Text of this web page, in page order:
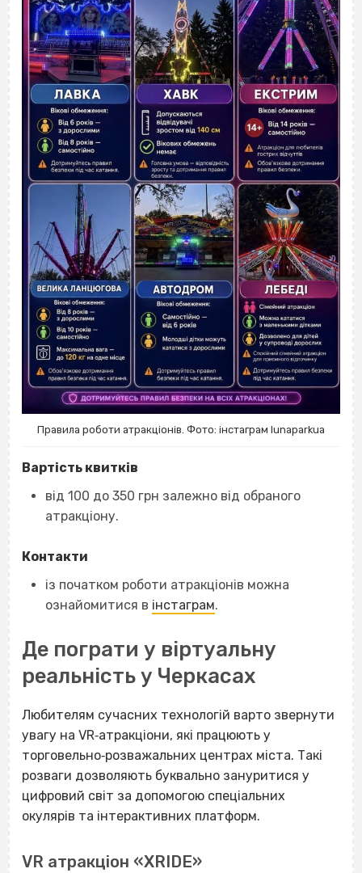
Правила роботи атракціонів. Фото: інстаграм lunaparkua
Вартість квитків
від 100 до 350 грн залежно від обраного
атракціону.
Контакти
із початком роботи атракціонів можна
ознайомитися в інстаграм.
Де пограти у віртуальну
реальність у Черкасах
Любителям сучасних технологій варто звернути
увагу на VR‐атракціони, які працюють у
торговельно‐розважальних центрах міста. Такі
розваги дозволяють буквально зануритися у
цифровий світ за допомогою спеціальних
окулярів та інтерактивних платформ.
VR атракціон «XRIDE»